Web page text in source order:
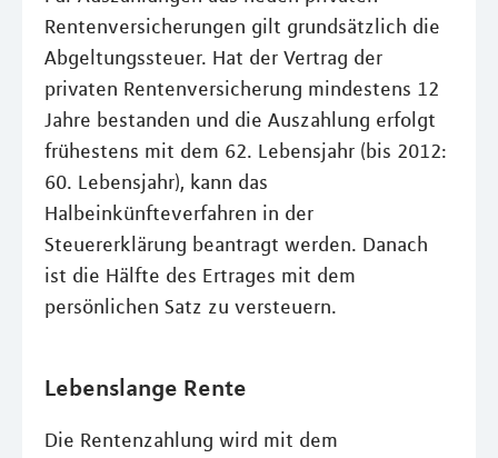
Rentenversicherungen gilt grundsätzlich die
Abgeltungssteuer. Hat der Vertrag der
privaten Rentenversicherung mindestens 12
Jahre bestanden und die Auszahlung erfolgt
frühestens mit dem 62. Lebensjahr (bis 2012:
60. Lebensjahr), kann das
Halbeinkünfteverfahren in der
Steuererklärung beantragt werden. Danach
ist die Hälfte des Ertrages mit dem
persönlichen Satz zu versteuern.
Lebenslange Rente
Die Rentenzahlung wird mit dem